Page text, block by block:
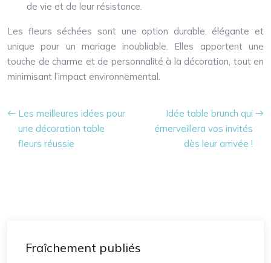
de vie et de leur résistance.
Les fleurs séchées sont une option durable, élégante et
unique pour un mariage inoubliable. Elles apportent une
touche de charme et de personnalité à la décoration, tout en
minimisant l’impact environnemental.
Les meilleures idées pour
une décoration table
fleurs réussie
Idée table brunch qui
émerveillera vos invités
dès leur arrivée !
Fraîchement publiés